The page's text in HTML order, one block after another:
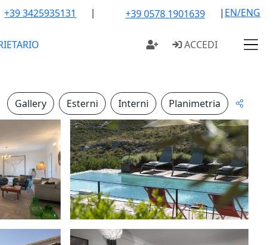
+39 3425935131 | +39 0578 1901639 | EN/ENG
ACCEDI
Gallery Esterni Interni Planimetria